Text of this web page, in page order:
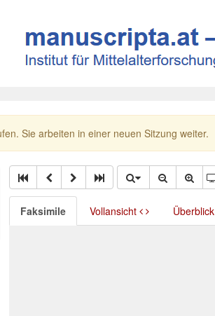
Sie arbeiten in einer neuen Sitzung weiter.
Faksimile Vollansicht Überblick